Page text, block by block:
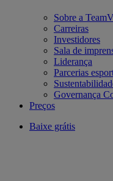
Sobre a
Carreiras
Investidores
Sala de
Liderança
Parcerias
Governança
Preços
Baixe grátis